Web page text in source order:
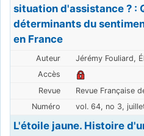
situation d'assistance ? :
déterminants du
en France
Jérémy Fouliard,
Revue Française
vol. 64, no 3,
L'étoile jaune. Histoire